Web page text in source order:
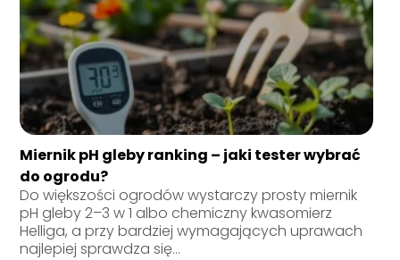
Miernik pH gleby ranking – jaki tester wybrać
do ogrodu?
Do większości ogrodów wystarczy prosty miernik
pH gleby 2–3 w 1 albo chemiczny kwasomierz
Helliga, a przy bardziej wymagających uprawach
najlepiej sprawdza się...